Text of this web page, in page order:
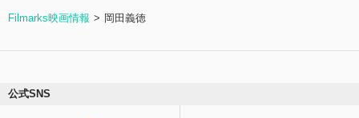
Filmarks映画情報 岡田義徳
公式SNS